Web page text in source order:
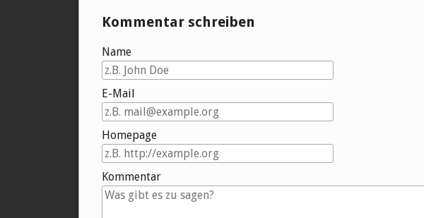
Kommentar schreiben
Name
E-Mail
Homepage
Kommentar